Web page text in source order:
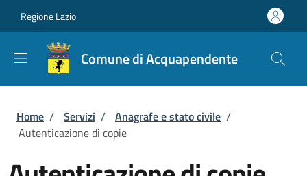
Regione Lazio
Comune di Acquapendente
Briciole di pane
Home / Servizi / Anagrafe e stato civile /
Autenticazione di copie